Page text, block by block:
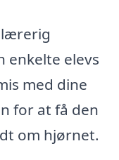
lærerig
enkelte elevs
med dine
for at få den
om hjørnet.